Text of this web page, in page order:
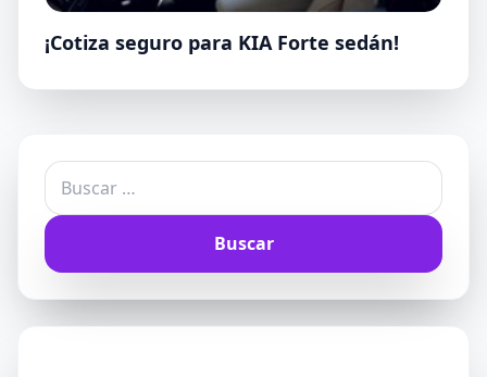
¡Cotiza seguro para KIA Forte sedán!
Buscar: